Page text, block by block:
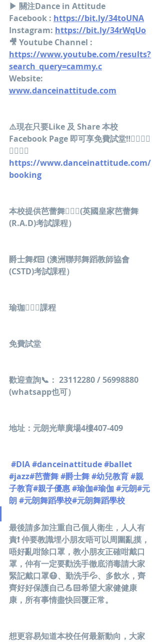
▶ 關注Dance in Attitude
Facebook : https://bit.ly/34toUNA
Instagram: https://bit.ly/34rWqUo
🎥 Youtube Channel :
https://www.youtube.com/results?
search_query=cammy.c
Website:
www.danceinattitude.com
⚠️現在只要Like 及 Share 本校
Facebook Page 即可享免費試堂‼️👇🏽👇🏽
👇🏽👇🏽
https://www.danceinattitude.com/
booking
本校提供芭蕾舞🙆🏼‍♀(英國皇家芭蕾舞
(R.A.D)考試課程）
爵士舞💃🏻 (澳洲聯邦舞蹈教師協會
(CSTD)考試課程）
瑜珈🧘🏻‍♀課程
免費試堂
歡迎查詢📞： 23112280 / 56998880
(whatsapp也可）
地址：元朗光華廣場4樓407-409
#DIA#danceinattitude#ballet
#jazz#芭蕾舞#爵士舞#幼兒教育#親
子教育#親子優惠#瑜伽#瑜伽 #元朗#元
朗#元朗舞蹈學校#元朗舞蹈學校
最後請多加注重自己個人衛生，人人有
責❗️ 仲要教識埋小朋友唔可以周圍亂摸，
唔好亂咁除口罩，教小朋友正確咁戴口
罩，仲有一定要勸洗手徹底消毒請大家
緊記戴口罩😷、勤洗手💦、多飲水，齊
齊好好保護自己💪🏻希望大家健健康
康，所有事情盡快回覆正常。
想更容易知道本校任何最新動向，大家